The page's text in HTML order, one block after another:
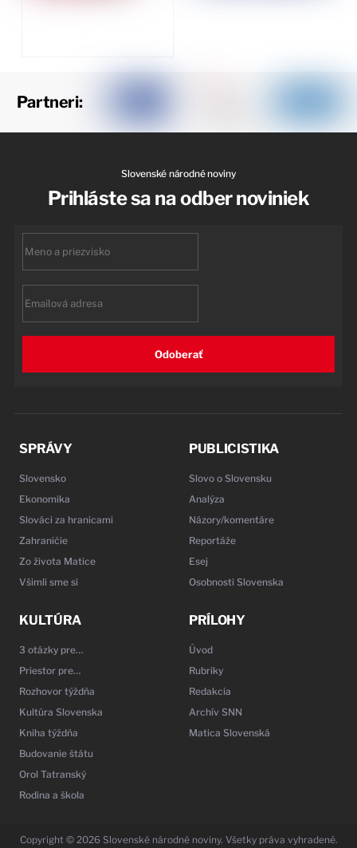
Partneri:
Slovenské národné noviny
Prihláste sa na odber noviniek
Odoberať
SPRÁVY
Slovensko
Ekonomika
Slováci za hranicami
Zahraničie
Zo života Matice
Všimli sme si
PUBLICISTIKA
Slovo o Slovensku
Analýza
Názory/komentáre
Reportáže
Esej
Osobnosti Slovenska
KULTÚRA
3 otázky pre…
Priestor pre…
Rozhovor týždňa
Kultúra Slovenska
Kniha týždňa
Budovanie štátu
Orol Tatranský
Rodina a škola
PRÍLOHY
Úvod
Rubriky
Redakcia
Archív SNN
Matica Slovenská
Copyright © 2026 Slovenské národné noviny. Všetky práva vyhradené.